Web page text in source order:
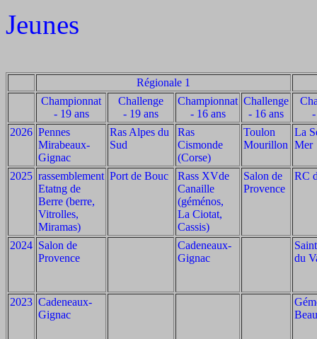
Jeunes
Régionale 1
Championnat
- 19 ans
Challenge
- 19 ans
Championnat
- 16 ans
Challenge
- 16 ans
2026 Pennes
Mirabeaux-
Gignac
Ras Alpes du
Sud
Ras
Cismonde
(Corse)
Toulon
Mourillon
La
Mer
2025 rassemblement
Etatng de
Berre (berre,
Vitrolles,
Miramas)
Port de Bouc
Rass XVde
Canaille
(géménos,
La Ciotat,
Cassis)
Salon de
Provence
RC
2024 Salon de
Provence
Cadeneaux-
Gignac
du
2023 Cadeneaux-
Gignac